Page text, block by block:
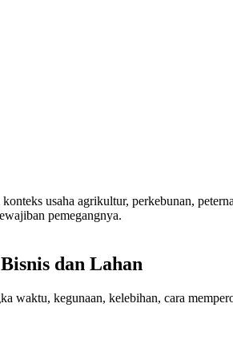
usaha agrikultur, perkebunan,
pemegangnya.
dan Lahan
waktu, kegunaan, kelebihan, cara